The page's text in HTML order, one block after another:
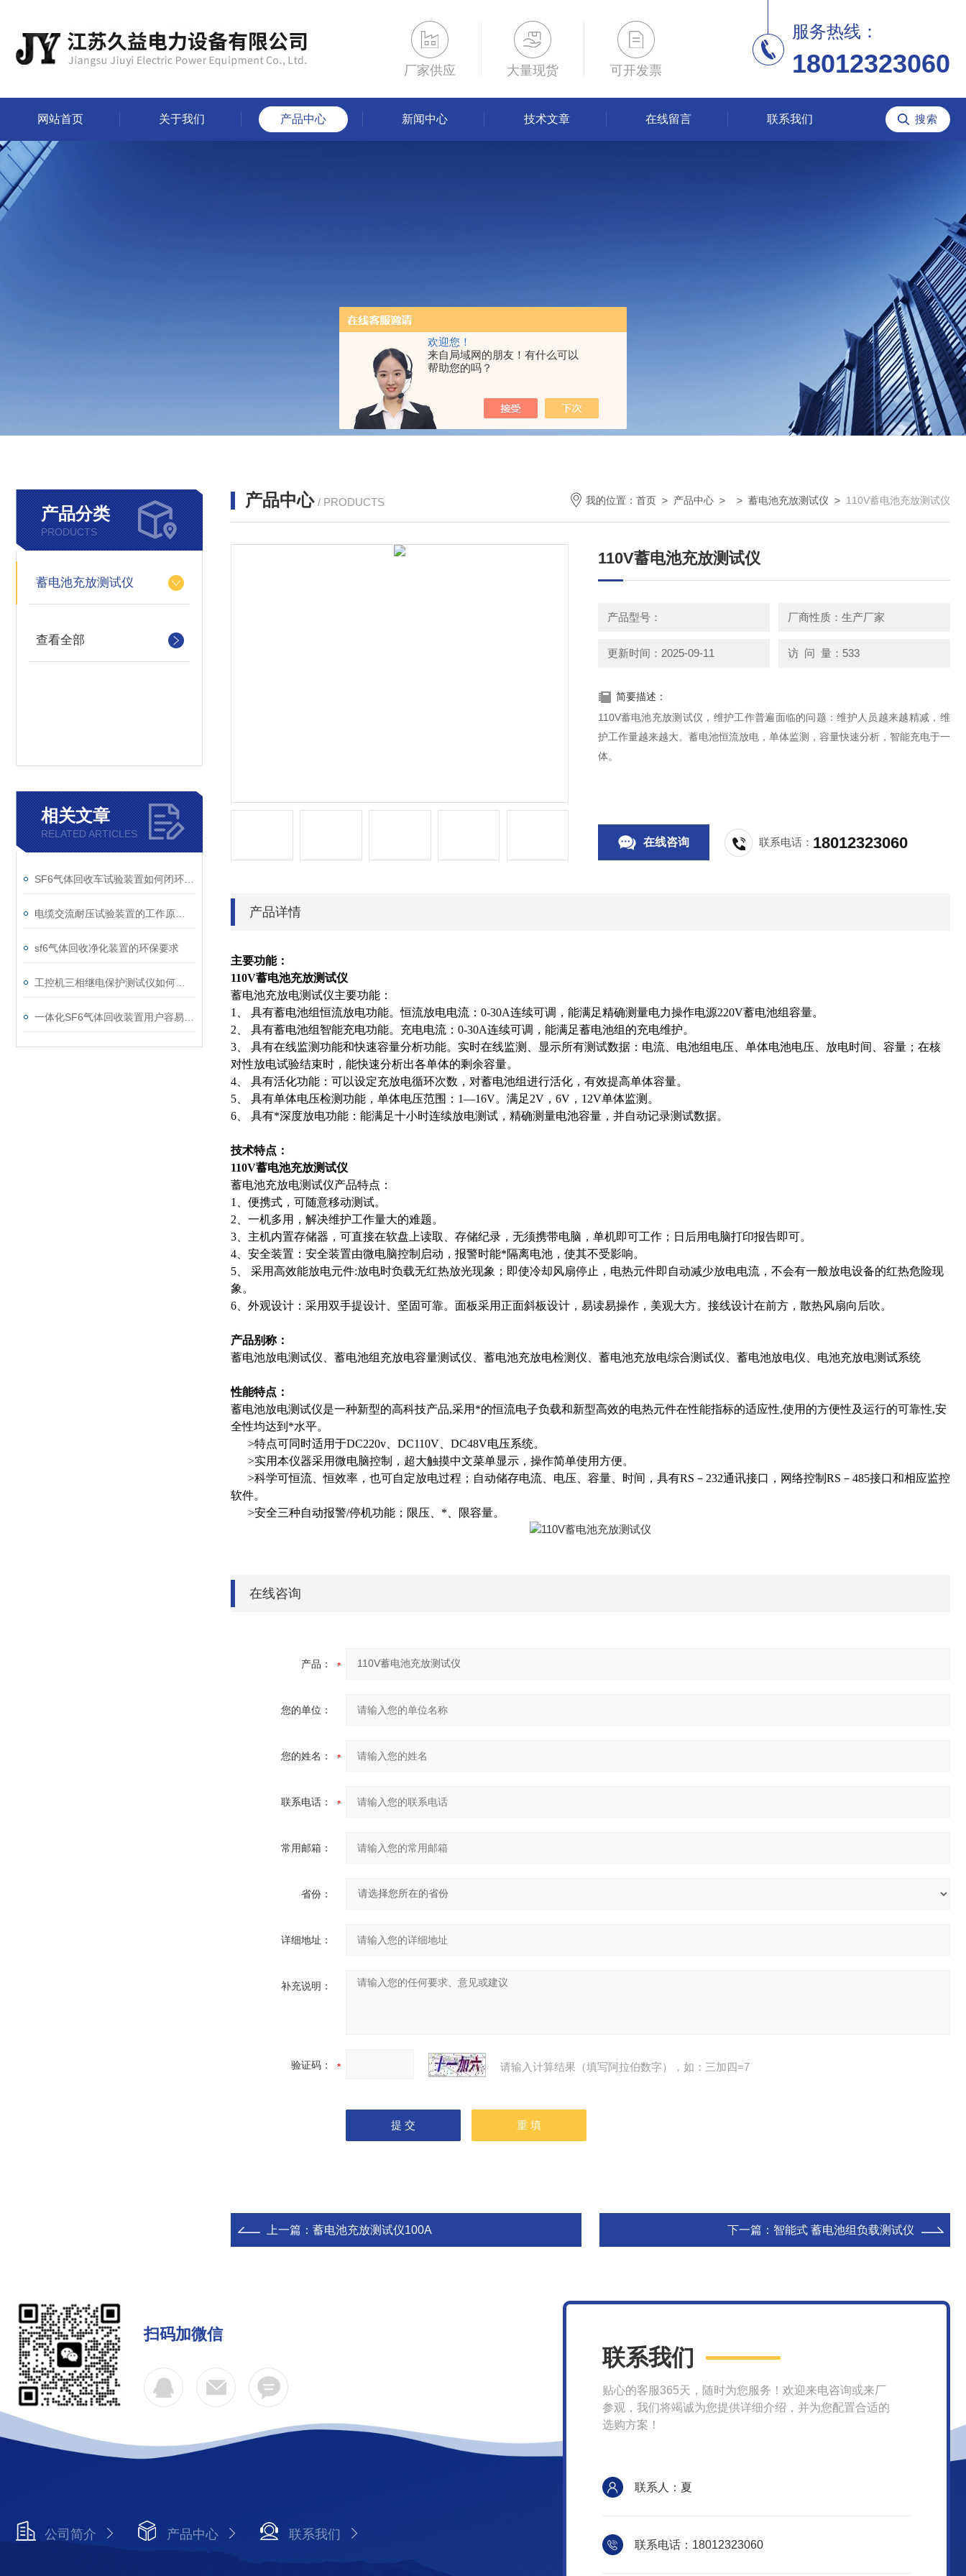
欢迎您！
来自局域网的朋友！有什么可以
帮助您的吗？
厂家供应 大量现货 可开发票
服务热线：
18012323060
网站首页 关于我们 产品中心 新闻中心 技术文章 在线留言 联系我们
产品分类
PRODUCTS
蓄电池充放测试仪
查看全部
相关文章
RELATED ARTICLES
sf6气体回收净化装置的环保要求
产品中心 / PRODUCTS 我的位置： 首页 > 产品中心 > > 蓄电池充放测试仪 > 110V蓄电池充放测试仪
110V蓄电池充放测试仪
产品型号： 厂商性质：生产厂家
更新时间：2025-09-11 访 问 量：533
简要描述：
110V蓄电池充放测试仪，维护工作普遍面临的问题：维护人员越来越精减，维
护工作量越来越大。蓄电池恒流放电，单体监测，容量快速分析，智能充电于一
体。
在线咨询 联系电话： 18012323060
产品详情
主要功能：
110V蓄电池充放测试仪
蓄电池充放电测试仪主要功能：
1、 具有蓄电池组恒流放电功能。恒流放电电流：0-30A连续可调，能满足精确测量电力操作电源220V蓄电池组容量。
2、 具有蓄电池组智能充电功能。充电电流：0-30A连续可调，能满足蓄电池组的充电维护。
3、 具有在线监测功能和快速容量分析功能。实时在线监测、显示所有测试数据：电流、电池组电压、单体电池电压、放电时间、容量；在核
对性放电试验结束时，能快速分析出各单体的剩余容量。
4、 具有活化功能：可以设定充放电循环次数，对蓄电池组进行活化，有效提高单体容量。
5、 具有单体电压检测功能，单体电压范围：1—16V。满足2V，6V，12V单体监测。
6、 具有*深度放电功能：能满足十小时连续放电测试，精确测量电池容量，并自动记录测试数据。
技术特点：
110V蓄电池充放测试仪
蓄电池充放电测试仪产品特点：
1、便携式，可随意移动测试。
2、一机多用，解决维护工作量大的难题。
3、主机内置存储器，可直接在软盘上读取、存储纪录，无须携带电脑，单机即可工作；日后用电脑打印报告即可。
4、安全装置：安全装置由微电脑控制启动，报警时能*隔离电池，使其不受影响。
5、 采用高效能放电元件:放电时负载无红热放光现象；即使冷却风扇停止，电热元件即自动减少放电电流，不会有一般放电设备的红热危险现
象。
6、外观设计：采用双手提设计、坚固可靠。面板采用正面斜板设计，易读易操作，美观大方。接线设计在前方，散热风扇向后吹。
产品别称：
蓄电池放电测试仪、蓄电池组充放电容量测试仪、蓄电池充放电检测仪、蓄电池充放电综合测试仪、蓄电池放电仪、电池充放电测试系统
性能特点：
蓄电池放电测试仪是一种新型的高科技产品,采用*的恒流电子负载和新型高效的电热元件在性能指标的适应性,使用的方便性及运行的可靠性,安
全性均达到*水平。
>特点可同时适用于DC220v、DC110V、DC48V电压系统。
>实用本仪器采用微电脑控制，超大触摸中文菜单显示，操作简单使用方便。
>科学可恒流、恒效率，也可自定放电过程；自动储存电流、电压、容量、时间，具有RS－232通讯接口，网络控制RS－485接口和相应监控
软件。
>安全三种自动报警/停机功能；限压、*、限容量。
在线咨询
产品：
您的单位：
您的姓名：
联系电话：
常用邮箱：
省份：
详细地址：
补充说明：
验证码： 请输入计算结果（填写阿拉伯数字），如：三加四=7
上一篇： 蓄电池充放测试仪100A 下一篇： 智能式 蓄电池组负载测试仪
扫码加微信
公司简介 产品中心 联系我们
联系我们
贴心的客服365天，随时为您服务！欢迎来电咨询或来厂
参观，我们将竭诚为您提供详细介绍，并为您配置合适的
选购方案！
联系人：夏
联系电话：18012323060